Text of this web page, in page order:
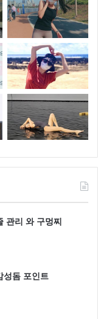
관리 와 구멍찌
성돔 포인트